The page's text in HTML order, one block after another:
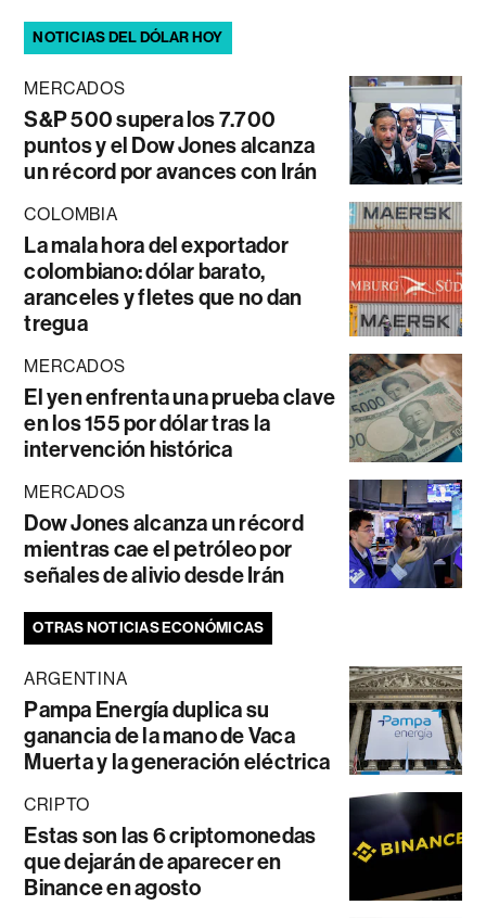
NOTICIAS DEL DÓLAR HOY
MERCADOS
S&P 500 supera los 7.700
puntos y el Dow Jones alcanza
un récord por avances con Irán
COLOMBIA
La mala hora del exportador
colombiano: dólar barato,
aranceles y fletes que no dan
tregua
MERCADOS
El yen enfrenta una prueba clave
en los 155 por dólar tras la
intervención histórica
MERCADOS
Dow Jones alcanza un récord
mientras cae el petróleo por
señales de alivio desde Irán
OTRAS NOTICIAS ECONÓMICAS
ARGENTINA
Pampa Energía duplica su
ganancia de la mano de Vaca
Muerta y la generación eléctrica
CRIPTO
Estas son las 6 criptomonedas
que dejarán de aparecer en
Binance en agosto